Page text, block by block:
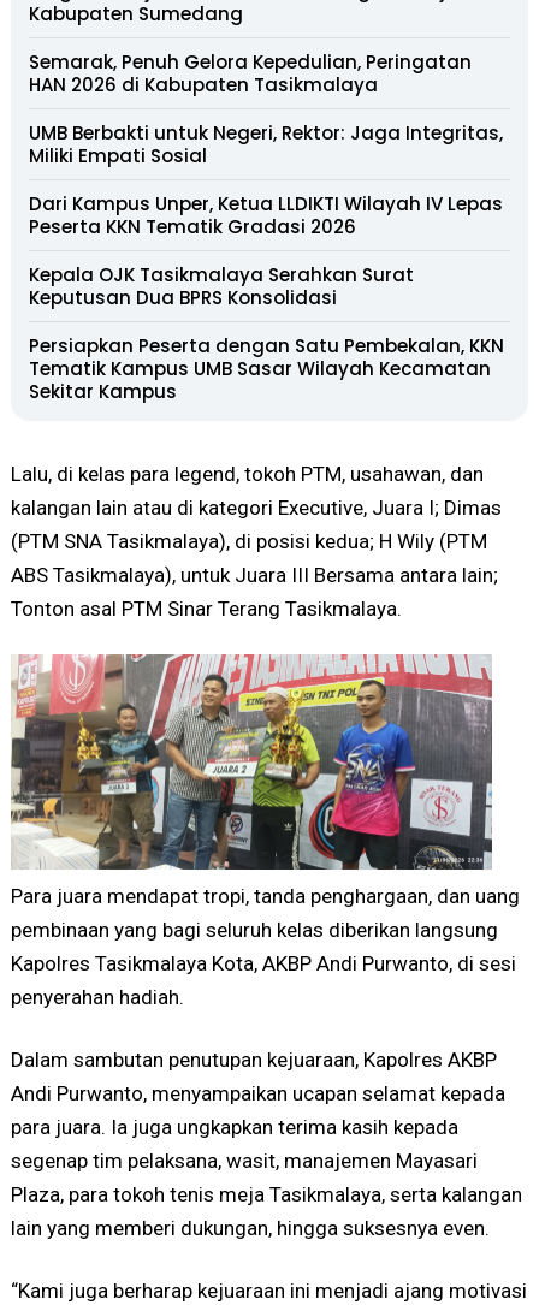
Kabupaten Sumedang
Semarak, Penuh Gelora Kepedulian, Peringatan
HAN 2026 di Kabupaten Tasikmalaya
UMB Berbakti untuk Negeri, Rektor: Jaga Integritas,
Miliki Empati Sosial
Dari Kampus Unper, Ketua LLDIKTI Wilayah IV Lepas
Peserta KKN Tematik Gradasi 2026
Kepala OJK Tasikmalaya Serahkan Surat
Keputusan Dua BPRS Konsolidasi
Persiapkan Peserta dengan Satu Pembekalan, KKN
Tematik Kampus UMB Sasar Wilayah Kecamatan
Sekitar Kampus
Lalu, di kelas para legend, tokoh PTM, usahawan, dan
kalangan lain atau di kategori Executive, Juara I; Dimas
(PTM SNA Tasikmalaya), di posisi kedua; H Wily (PTM
ABS Tasikmalaya), untuk Juara III Bersama antara lain;
Tonton asal PTM Sinar Terang Tasikmalaya.
Para juara mendapat tropi, tanda penghargaan, dan uang
pembinaan yang bagi seluruh kelas diberikan langsung
Kapolres Tasikmalaya Kota, AKBP Andi Purwanto, di sesi
penyerahan hadiah.
Dalam sambutan penutupan kejuaraan, Kapolres AKBP
Andi Purwanto, menyampaikan ucapan selamat kepada
para juara. Ia juga ungkapkan terima kasih kepada
segenap tim pelaksana, wasit, manajemen Mayasari
Plaza, para tokoh tenis meja Tasikmalaya, serta kalangan
lain yang memberi dukungan, hingga suksesnya even.
“Kami juga berharap kejuaraan ini menjadi ajang motivasi